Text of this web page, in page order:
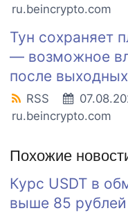
ru.beincrypto.com
Тун сохраняет
— возможное
после выходных
RSS
ru.beincrypto.com
Похожие
Курс USDT в
выше 85 рублей